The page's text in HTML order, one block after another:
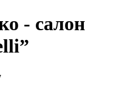
- салон